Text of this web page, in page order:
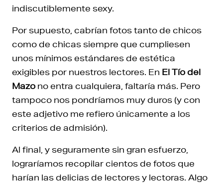
indiscutiblemente sexy.
Por supuesto, cabrían fotos tanto de chicos
como de chicas siempre que cumpliesen
unos mínimos estándares de estética
exigibles por nuestros lectores. En El Tío del
Mazo no entra cualquiera, faltaría más. Pero
tampoco nos pondríamos muy duros (y con
este adjetivo me refiero únicamente a los
criterios de admisión).
Al final, y seguramente sin gran esfuerzo,
lograríamos recopilar cientos de fotos que
harían las delicias de lectores y lectoras. Algo